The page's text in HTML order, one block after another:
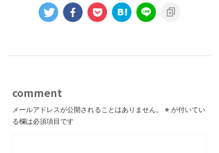
comment
メールアドレスが公開されることはありません。 ※ が付いてい
る欄は必須項目です